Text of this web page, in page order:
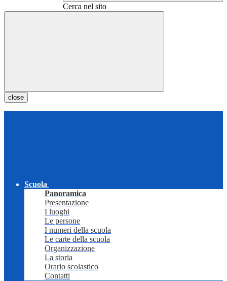
Cerca nel sito
close
Scuola
Panoramica
Presentazione
I luoghi
Le persone
I numeri della scuola
Le carte della scuola
Organizzazione
La storia
Orario scolastico
Contatti